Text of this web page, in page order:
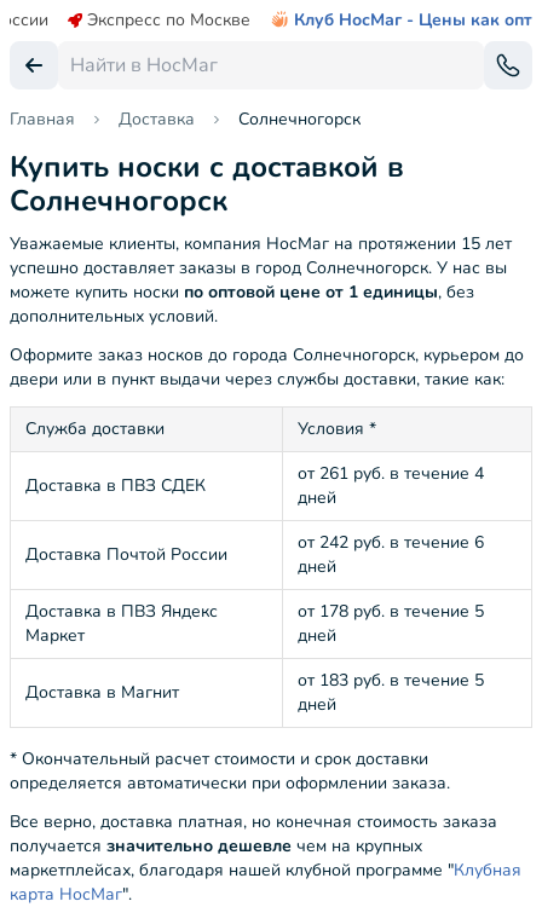
Экспресс по Москве Клуб НосМаг - Цены как опт
Главная Доставка Солнечногорск
Купить носки с доставкой в
Солнечногорск
Уважаемые клиенты, компания НосМаг на протяжении 15 лет
успешно доставляет заказы в город Солнечногорск. У нас вы
можете купить носки по оптовой цене от 1 единицы, без
дополнительных условий.
Оформите заказ носков до города Солнечногорск, курьером до
двери или в пункт выдачи через службы доставки, такие как:
Служба доставки Условия *
Доставка в ПВЗ СДЕК
от 261 руб. в течение 4
дней
Доставка Почтой России
от 242 руб. в течение 6
дней
Доставка в ПВЗ Яндекс
Маркет
от 178 руб. в течение 5
дней
Доставка в Магнит
от 183 руб. в течение 5
дней
* Окончательный расчет стоимости и срок доставки
определяется автоматически при оформлении заказа.
Все верно, доставка платная, но конечная стоимость заказа
получается значительно дешевле чем на крупных
маркетплейсах, благодаря нашей клубной программе "Клубная
карта НосМаг".